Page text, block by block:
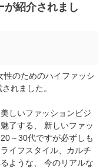
が紹介されまし
性のためのハイファッシ
れました。
しいファッションビジ
了する、 新しいファッ
～30代ですが必ずしも
イフスタイル、カルチ
ような、 今のリアルな